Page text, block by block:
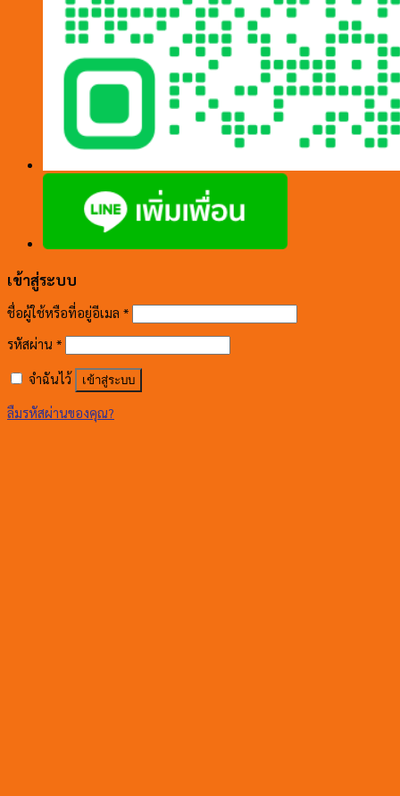
เข้าสู่ระบบ
ชื่อผู้ใช้หรือที่อยู่อีเมล *
รหัสผ่าน *
จำฉันไว้ เข้าสู่ระบบ
ลืมรหัสผ่านของคุณ?